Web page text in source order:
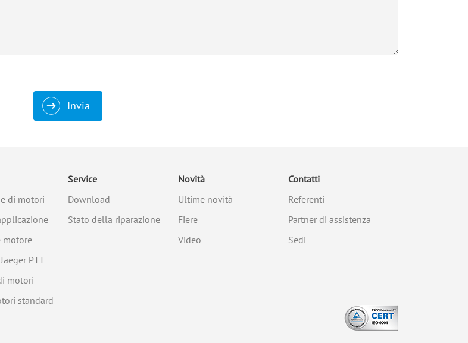
Invia
di motori
motore
PTT
motori
standard
Service
Download
Stato della riparazione
Novità
Ultime novità
Fiere
Video
Contatti
Referenti
Partner di assistenza
Sedi